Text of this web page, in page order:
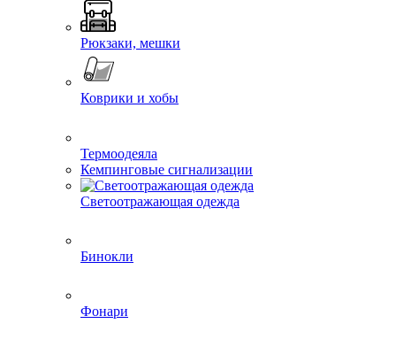
Рюкзаки, мешки
Коврики и хобы
Термоодеяла
Кемпинговые сигнализации
Светоотражающая одежда
Бинокли
Фонари